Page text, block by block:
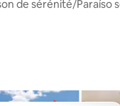
de 5 sur 5, 11
de sérénité/Paraíso